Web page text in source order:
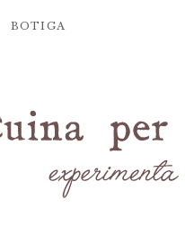
BOTIGA